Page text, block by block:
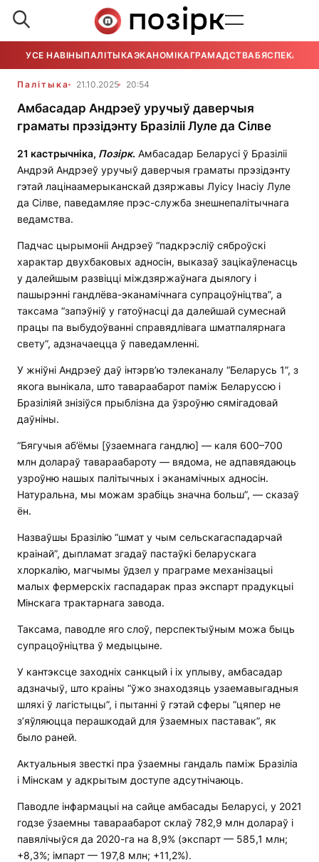
УСЕ НАВІНЫПАЛІТЫКАЭКАНОМІКАГРАМАДСТВАБЯСПЕКА
Палітыка 21.10.2025 20:54
Амбасадар Андрэеў уручыў даверчыя
граматы прэзідэнту Бразіліі Луле да Сілве
21 кастрычніка, Позірк. Амбасадар Беларусі ў Бразіліі
Андрэй Андрэеў уручыў даверчыя граматы прэзідэнту
гэтай лацінаамерыканскай дзяржавы Луісу Інасіу Луле
да Сілве, паведамляе прэс-служба знешнепалітычнага
ведамства.
Падчас цырымоніі Андрэеў “падкрэсліў сяброўскі
характар двухбаковых адносін, выказаў зацікаўленасць
у далейшым развіцці міждзяржаўнага дыялогу і
пашырэнні гандлёва-эканамічнага супрацоўніцтва”, а
таксама “запэўніў у гатоўнасці да далейшай сумеснай
працы па выбудоўванні справядлівага шматпалярнага
свету”, адзначаецца ў паведамленні.
У жніўні Андрэеў даў інтэрв’ю тэлеканалу “Беларусь 1”, з
якога вынікала, што тавараабарот паміж Беларуссю і
Бразіліяй знізіўся прыблізна да ўзроўню сямігадовай
даўніны.
“Бягучыя аб’ёмы [ўзаемнага гандлю] — каля 600–700
млн долараў тавараабароту — вядома, не адпавядаюць
узроўню нашых палітычных і эканамічных адносін.
Натуральна, мы можам зрабіць значна больш”, — сказаў
ён.
Назваўшы Бразілію “шмат у чым сельскагаспадарчай
краінай”, дыпламат згадаў пастаўкі беларускага
хлоркалію, магчымы ўдзел у праграме механізацыі
малых фермерскіх гаспадарак праз экспарт прадукцыі
Мінскага трактарнага завода.
Таксама, паводле яго слоў, перспектыўным можа быць
супрацоўніцтва ў медыцыне.
У кантэксце заходніх санкцый і іх уплыву, амбасадар
адзначыў, што краіны “ўжо знаходзяць узаемавыгадныя
шляхі ў лагістыцы”, і пытанні ў гэтай сферы “цяпер не
з’яўляюцца перашкодай для ўзаемных паставак”, як
было раней.
Актуальныя звесткі пра ўзаемны гандаль паміж Бразіліа
і Мінскам у адкрытым доступе адсутнічаюць.
Паводле інфармацыі на сайце амбасады Беларусі, у 2021
годзе ўзаемны тавараабарот склаў 782,9 млн долараў і
павялічыўся да 2020-га на 8,9% (экспарт — 585,1 млн;
+8,3%; імпарт — 197,8 млн; +11,2%).